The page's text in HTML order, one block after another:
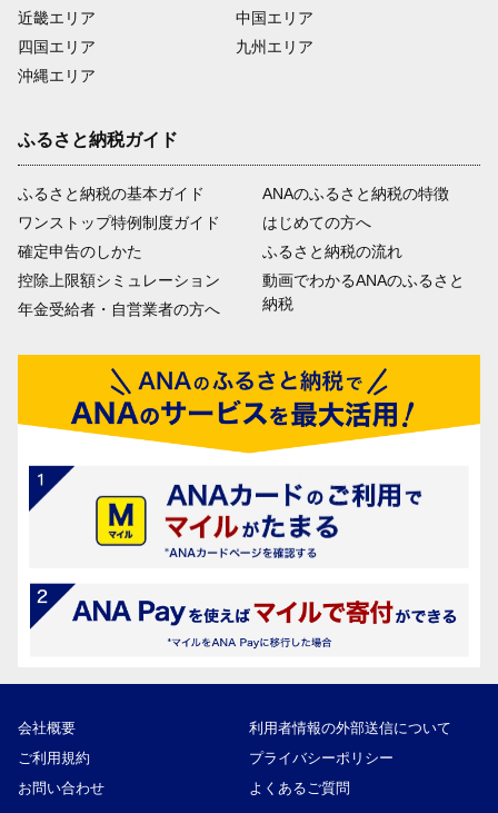
近畿エリア
四国エリア
沖縄エリア
中国エリア
九州エリア
ふるさと納税ガイド
ふるさと納税の基本ガイド
ワンストップ特例制度ガイド
確定申告のしかた
控除上限額シミュレーション
年金受給者・自営業者の方へ
ANAのふるさと納税の特徴
はじめての方へ
ふるさと納税の流れ
動画でわかるANAのふるさと
納税
会社概要
利用者情報の外部送信について
ご利用規約
プライバシーポリシー
お問い合わせ
よくあるご質問